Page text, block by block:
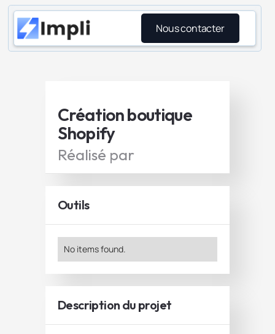
Nous contacter
Création boutique
Shopify
Réalisé par
Outils
No items found.
Description du projet